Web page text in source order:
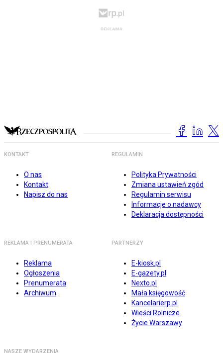
KONTAKT
O nas
Kontakt
Napisz do nas
REGULAMIN
Polityka Prywatności
Zmiana ustawień zgód
Regulamin serwisu
Informacje o nadawcy
Deklaracja dostępności
REKLAMA I PRENUMERATA
Reklama
Ogłoszenia
Prenumerata
Archiwum
PARTNERZY
E-kiosk.pl
E-gazety.pl
Nexto.pl
Mała księgowość
Kancelarierp.pl
Wieści Rolnicze
Życie Warszawy
NASZE WYDARZENIA